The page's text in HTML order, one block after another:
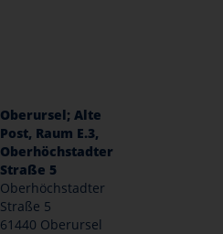
Oberursel; Alte
Post, Raum E.3,
Oberhöchstadter
Straße 5
Oberhöchstadter
Straße 5
61440 Oberursel